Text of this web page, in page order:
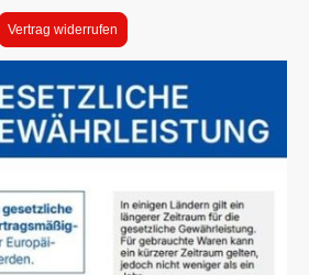
Vertrag widerrufen